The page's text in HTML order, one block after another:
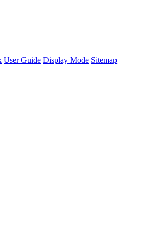
User Guide Display Mode Sitemap